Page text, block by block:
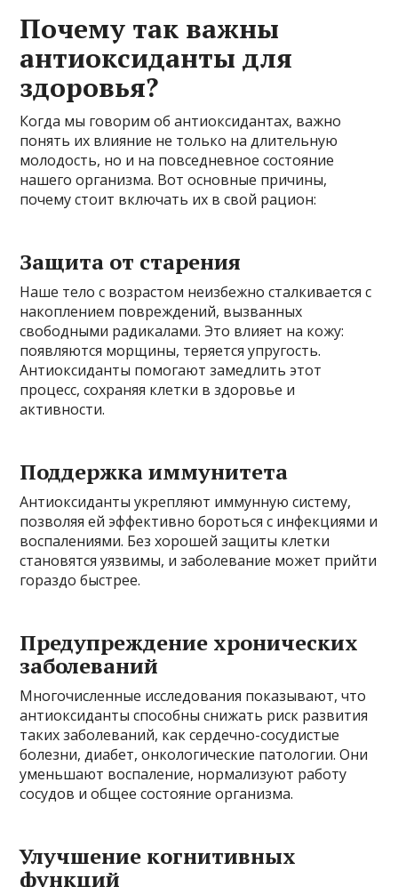
Почему так важны
антиоксиданты для
здоровья?
Когда мы говорим об антиоксидантах, важно
понять их влияние не только на длительную
молодость, но и на повседневное состояние
нашего организма. Вот основные причины,
почему стоит включать их в свой рацион:
Защита от старения
Наше тело с возрастом неизбежно сталкивается с
накоплением повреждений, вызванных
свободными радикалами. Это влияет на кожу:
появляются морщины, теряется упругость.
Антиоксиданты помогают замедлить этот
процесс, сохраняя клетки в здоровье и
активности.
Поддержка иммунитета
Антиоксиданты укрепляют иммунную систему,
позволяя ей эффективно бороться с инфекциями и
воспалениями. Без хорошей защиты клетки
становятся уязвимы, и заболевание может прийти
гораздо быстрее.
Предупреждение хронических
заболеваний
Многочисленные исследования показывают, что
антиоксиданты способны снижать риск развития
таких заболеваний, как сердечно-сосудистые
болезни, диабет, онкологические патологии. Они
уменьшают воспаление, нормализуют работу
сосудов и общее состояние организма.
Улучшение когнитивных
функций